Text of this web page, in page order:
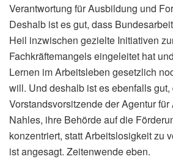
Verantwortung für Ausbildung und
Deshalb ist es gut, dass
Heil inzwischen gezielte Initiativen
Fachkräftemangels eingeleitet hat
Lernen im Arbeitsleben gesetzlich
will. Und deshalb ist es ebenfalls
Vorstandsvorsitzende der Agentur
Nahles, ihre Behörde auf die
konzentriert, statt Arbeitslosigkeit zu
ist angesagt. Zeitenwende eben.